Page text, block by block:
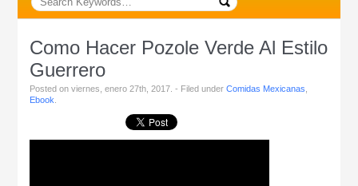
Como Hacer Pozole Verde Al Estilo
Guerrero
Posted on viernes, enero 27th, 2017. - Filed underComidas Mexicanas
Ebook